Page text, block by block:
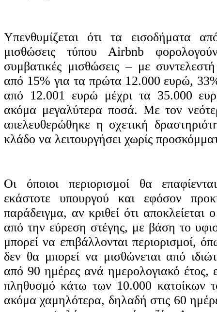
Υπενθυμίζεται ότι τα εισοδήματα
μισθώσεις τύπου Airbnb
συμβατικές μισθώσεις – με
από 15% για τα πρώτα 12.000 ευρώ,
από 12.001 ευρώ μέχρι τα 35.000
ακόμα μεγαλύτερα ποσά. Με τον
απελευθερώθηκε η σχετική
κλάδο να λειτουργήσει χωρίς
Oι όποιοι περιορισμοί θα
εκάστοτε υπουργού και εφόσον
παράδειγμα, αν κριθεί ότι αποκλείεται
από την εύρεση στέγης, με βάση το
μπορεί να επιβάλλονται περιορισμοί,
δεν θα μπορεί να μισθώνεται από
από 90 ημέρες ανά ημερολογιακό έτος,
πληθυσμό κάτω των 10.000 κατοίκων το
ακόμα χαμηλότερα, δηλαδή στις 60